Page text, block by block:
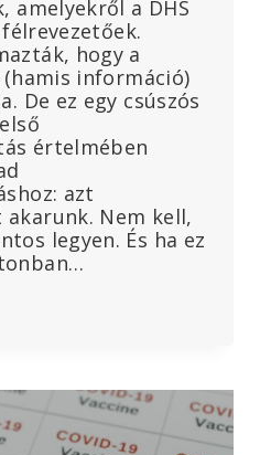
amelyekről a DHS
hogy a
információ)
De ez egy csúszós
értelmében
azt
Nem kell,
legyen. És ha ez